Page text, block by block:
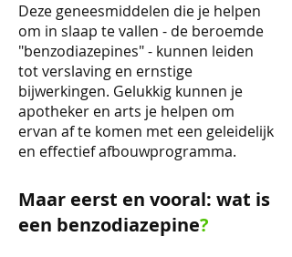
Deze geneesmiddelen die je helpen
om in slaap te vallen - de beroemde
"benzodiazepines" - kunnen leiden
tot verslaving en ernstige
bijwerkingen. Gelukkig kunnen je
apotheker en arts je helpen om
ervan af te komen met een geleidelijk
en effectief afbouwprogramma.
Maar eerst en vooral: wat is
een benzodiazepine?